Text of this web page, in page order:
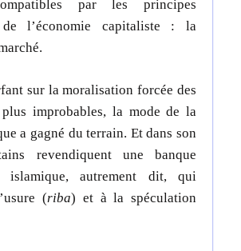
par les principes
de l’économie capitaliste : la
sur la moralisation forcée des
plus improbables, la mode de la
a gagné du terrain. Et dans son
revendiquent une banque
islamique, autrement dit, qui
(riba) et à la spéculation